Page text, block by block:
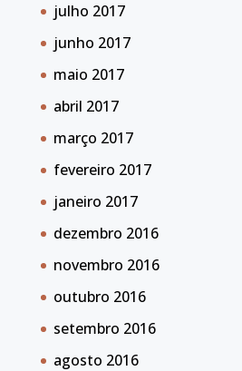
julho 2017
junho 2017
maio 2017
abril 2017
março 2017
fevereiro 2017
janeiro 2017
dezembro 2016
novembro 2016
outubro 2016
setembro 2016
agosto 2016